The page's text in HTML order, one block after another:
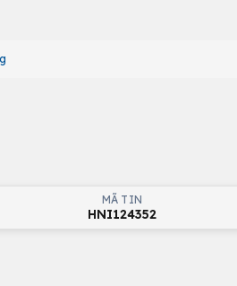
MÃ TIN
HNI124352